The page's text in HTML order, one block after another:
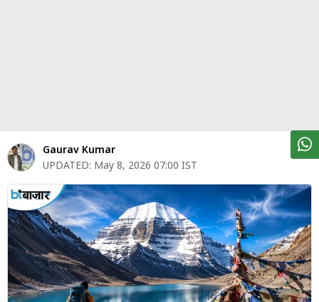
शेयर
बाज़ार
ट्रेंडिंग
बिजनेस
न्यूज
वीडियो
म्यूचुअल
फंड
Gaurav Kumar
UPDATED: May 8, 2026 07:00 IST